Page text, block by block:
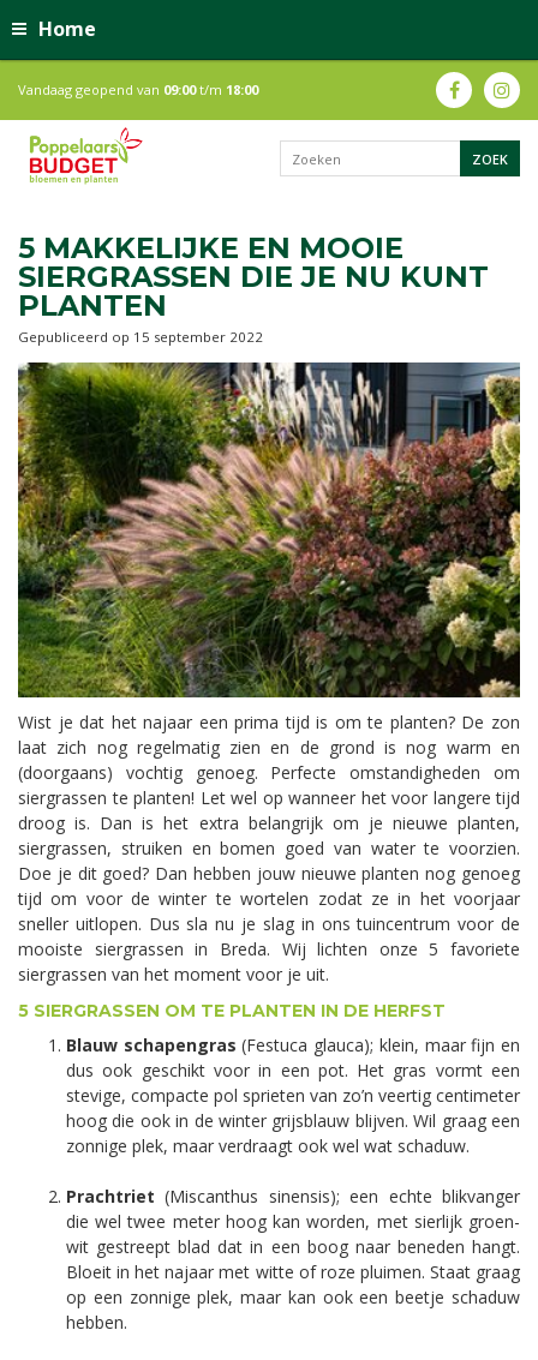
Home
Vandaag geopend van 09:00t/m 18:00
5 MAKKELIJKE EN MOOIE
SIERGRASSEN DIE JE NU KUNT
PLANTEN
Gepubliceerd op 15 september 2022
Wist je dat het najaar een prima tijd is om te planten? De zon
laat zich nog regelmatig zien en de grond is nog warm en
(doorgaans) vochtig genoeg. Perfecte omstandigheden om
siergrassen te planten! Let wel op wanneer het voor langere tijd
droog is. Dan is het extra belangrijk om je nieuwe planten,
siergrassen, struiken en bomen goed van water te voorzien.
Doe je dit goed? Dan hebben jouw nieuwe planten nog genoeg
tijd om voor de winter te wortelen zodat ze in het voorjaar
sneller uitlopen. Dus sla nu je slag in ons tuincentrum voor de
mooiste siergrassen in Breda. Wij lichten onze 5 favoriete
siergrassen van het moment voor je uit.
5 SIERGRASSEN OM TE PLANTEN IN DE HERFST
Blauw schapengras (Festuca glauca); klein, maar fijn en
dus ook geschikt voor in een pot. Het gras vormt een
stevige, compacte pol sprieten van zo’n veertig centimeter
hoog die ook in de winter grijsblauw blijven. Wil graag een
zonnige plek, maar verdraagt ook wel wat schaduw.
Prachtriet (Miscanthus sinensis); een echte blikvanger
die wel twee meter hoog kan worden, met sierlijk groen-
wit gestreept blad dat in een boog naar beneden hangt.
Bloeit in het najaar met witte of roze pluimen. Staat graag
op een zonnige plek, maar kan ook een beetje schaduw
hebben.